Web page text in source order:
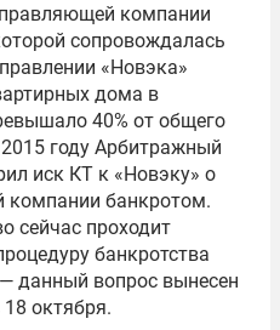
компании
сопровождалась
«Новэка»
дома в
40% от общего
году Арбитражный
иск КТ к «Новэку» о
компании банкротом.
сейчас проходит
банкротства
данный вопрос вынесен
октября.